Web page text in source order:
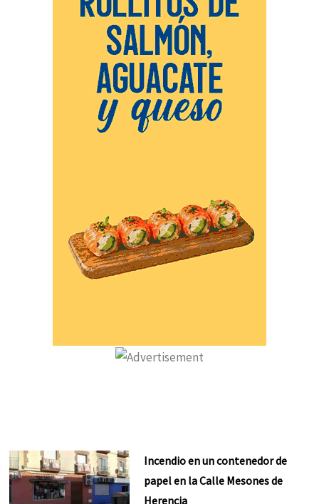
Incendio en un contenedor de
papel en la Calle Mesones de
Herencia